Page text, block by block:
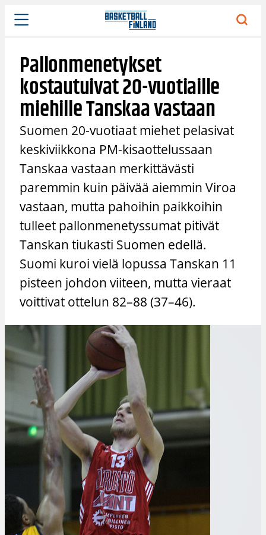
Siirry
sisältöön
Pallonmenetykset
kostautuivat 20-vuotiaille
miehille Tanskaa vastaan
Suomen 20-vuotiaat miehet pelasivat
keskiviikkona PM-kisaottelussaan
Tanskaa vastaan merkittävästi
paremmin kuin päivää aiemmin Viroa
vastaan, mutta pahoihin paikkoihin
tulleet pallonmenetyssumat pitivät
Tanskan tiukasti Suomen edellä.
Suomi kuroi vielä lopussa Tanskan 11
pisteen johdon viiteen, mutta vieraat
voittivat ottelun 82–88 (37–46).